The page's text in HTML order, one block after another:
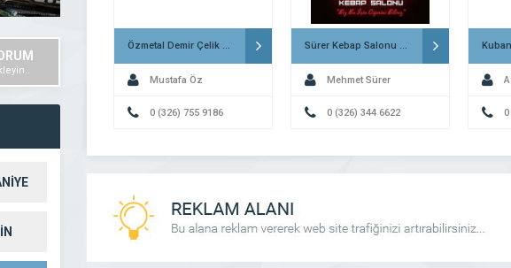
Özmetal Demir Çelik ve Kömür Payas
Mustafa Öz
0 (326) 755 9186
Sürer Kebap Salonu Kırıkhan
Mehmet Sürer
0 (326) 344 6622 0